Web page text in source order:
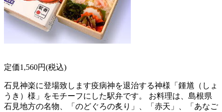
定価1,560円(税込)
石見神楽に登場致します疫病神を退治する神様「鍾馗（しょ
うき）様」をモチーフにした駅弁です。 お料理は、島根県
石見地方の名物、「のどぐろの炙り」、「赤天」、「あなご